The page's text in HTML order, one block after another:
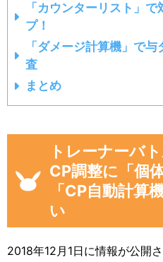
「カウンターリスト」
プ！
「ダメージ計算機」で
査
まとめ
トレーナーバ
CP調整に「個
「CP自動計算
い
2018年12月1日に情報が公開